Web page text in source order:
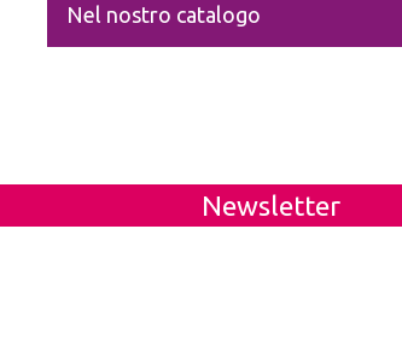
Nel nostro catalogo
Newsletter